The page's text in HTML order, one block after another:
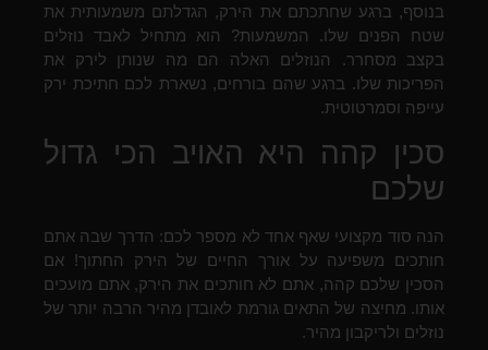
בנוסף, ברגע שחתכתם את הירק, הגדלתם משמעותית את
שטח הפנים שלו. המשמעות? הוא מתחיל לאבד נוזלים
בקצב מסחרר. הנוזלים האלה הם מה שנותן לירק את
הפריכות שלו. ברגע שהם בורחים, נשארת לכם חתיכת ירק
עייפה וסמרטוטית.
סכין קהה היא האויב הכי גדול
שלכם
הנה סוד מקצועי שאף אחד לא מספר לכם: הדרך שבה אתם
חותכים משפיעה על אורך החיים של הירק החתוך! אם
הסכין שלכם קהה, אתם לא חותכים את הירק, אתם מועכים
אותו. מחיצה של התאים גורמת לאובדן מהיר הרבה יותר של
נוזלים ולריקבון מהיר.